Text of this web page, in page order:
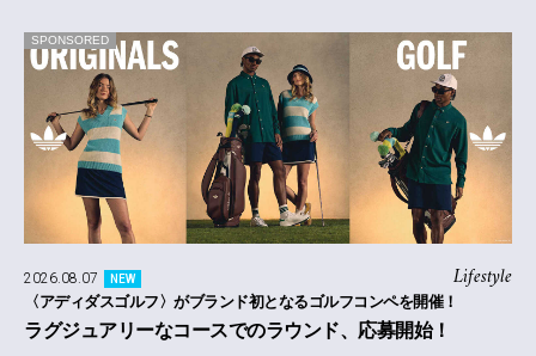
SPONSORED
Lifestyle
2026.08.07 NEW
〈アディダスゴルフ〉がブランド初となるゴルフコンペを開催！
ラグジュアリーなコースでのラウンド、応募開始！